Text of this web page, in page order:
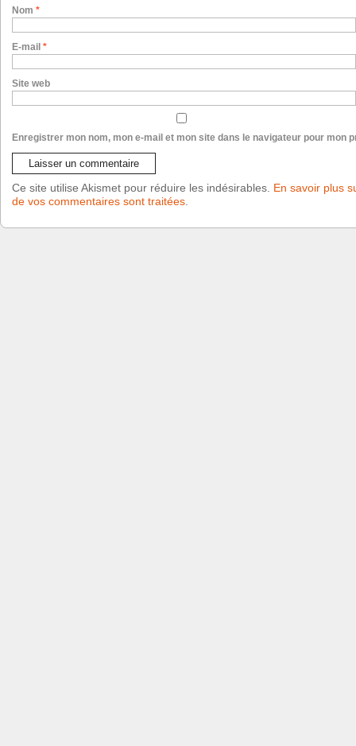
Nom *
E-mail *
Site web
Enregistrer mon nom, mon e-mail et mon site dans le navigateur pour mon
Ce site utilise Akismet pour réduire les indésirables. En savoir plus
de vos commentaires sont traitées.